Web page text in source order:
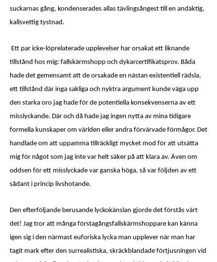
suckarnas gång, kondenserades allas tävlingsångest till en andäktig,
kallsvettig tystnad.
Ett par icke-löprelaterade upplevelser har orsakat ett liknande
tillstånd hos mig: fallskärmshopp och dykarcertifikatsprov. Båda
hade det gemensamt att de orsakade en nästan existentiell rädsla,
ett tillstånd där inga sakliga och nyktra argument kunde väga upp
den starka oro jag hade för de potentiella konsekvenserna av ett
misslyckande. Där och då hade jag ingen nytta av mina tidigare
formella kunskaper om världen eller andra förvärvade förmågor. Det
handlade om att uppamma tillräckligt mycket mod för att utsätta
mig för något som jag inte var helt säker på att klara av. Även om
oddsen för ett misslyckade var ganska höga, så var följden av ett
sådant i princip livshotande.
Den efterföljande berusande lyckokänslan gjorde det förstås värt
det! Jag tror att många förstagångsfallskärmshoppare kan känna
igen sig i den närmast euforiska lycka man upplever när man har
tagit mark efter den surrealistiska, skräckblandade förtjusningen vid